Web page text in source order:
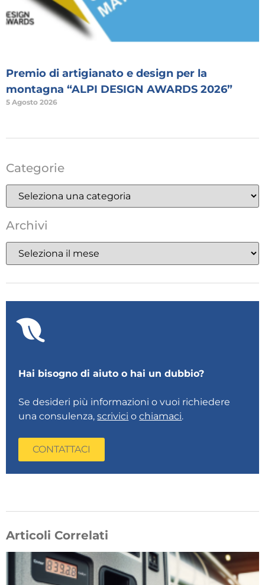
Premio di artigianato e design per la
montagna “ALPI DESIGN AWARDS 2026”
5 Agosto 2026
Categorie
Archivi
Hai bisogno di aiuto o hai un dubbio?
Se desideri più informazioni o vuoi richiedere
una consulenza,scrivici ochiamaci.
CONTATTACI
Articoli Correlati